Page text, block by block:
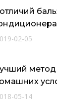
02-05
метод
05-14